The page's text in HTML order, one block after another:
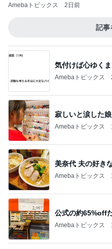
Amebaトピックス 2日前
記事
気付けば心ゆく
Amebaトピックス
寂しいと涙した
Amebaトピックス
美奈代 夫の好き
Amebaトピックス
公式の約65%off
Amebaトピックス